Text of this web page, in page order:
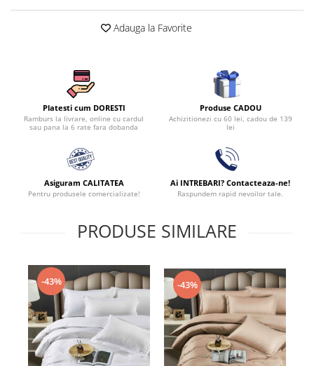
Lenjerii De Pat Damasc 1 Persoana
Adauga la Favorite
Platesti cum DORESTI
Ramburs la livrare, online cu cardul
sau pana la 6 rate fara dobanda
Produse CADOU
Achizitionezi cu 60 lei, cadou de 139
lei
Asiguram CALITATEA
Pentru produsele comercializate!
Ai INTREBARI? Contacteaza-ne!
Raspundem rapid nevoilor tale.
PRODUSE SIMILARE
-43% -43%